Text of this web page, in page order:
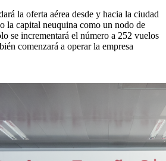
la oferta aérea desde y hacia la ciudad
la capital neuquina como un nodo de
se incrementará el número a 252 vuelos
comenzará a operar la empresa